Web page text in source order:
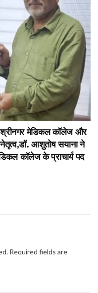
मेडिकल कॉलेज और
नेतृत्व,डॉ. आशुतोष सयाना ने
कॉलेज के प्राचार्य पद
Required fields are